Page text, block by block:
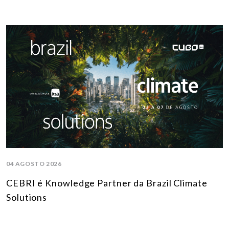
04 AGOSTO 2026
CEBRI é Knowledge Partner da Brazil Climate
Solutions